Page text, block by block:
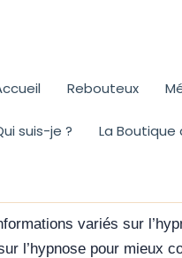
Rebouteux
suis-je ? La Boutique
variés sur
l’hypnose pour mieux